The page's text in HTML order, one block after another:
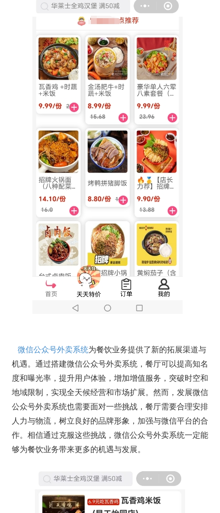
微信公众号外卖系统为餐饮业务提供了新的拓展渠道与
机遇。通过搭建微信公众号外卖系统，餐厅可以提高知名
度和曝光率，提升用户体验，增加增值服务，突破时空和
地域限制，实现全天候经营和市场扩展。然而，发展微信
公众号外卖系统也需要面对一些挑战，餐厅需要合理安排
人力与物流，树立良好的品牌形象，加强与微信平台的合
作。相信通过克服这些挑战，微信公众号外卖系统一定能
够为餐饮业务带来更多的机遇与发展。